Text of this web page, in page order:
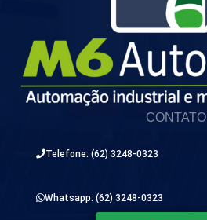
CONTATO
Telefone: (62) 3248-0323
Whatsapp: (62) 3248-0323